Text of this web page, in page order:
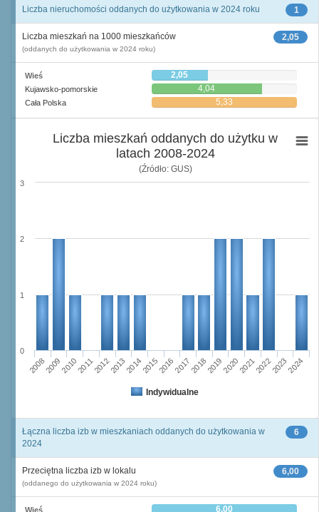
1
Liczba nieruchomości oddanych do użytkowania w 2024 roku
2,05
Liczba mieszkań na 1000 mieszkańców
(oddanych do użytkowania w 2024 roku)
Wieś 2,05
Kujawsko-pomorskie 4,04
Cała Polska 5,33
Liczba mieszkań oddanych do użytku w
latach 2008-2024
(Źródło: GUS)
Indywidualne
20082009201020112012201320142015201620172018201920202021202220232024
0
1
2
3
6
Łączna liczba izb w mieszkaniach oddanych do użytkowania w
2024
6,00
Przeciętna liczba izb w lokalu
(oddanego do użytkowania w 2024 roku)
Wieś 6,00